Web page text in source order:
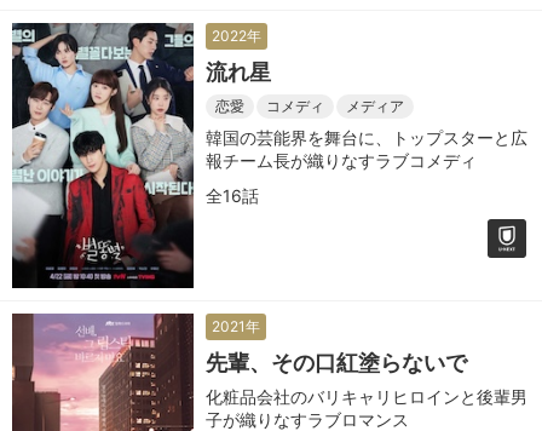
2022年
流れ星
恋愛 コメディ メディア
韓国の芸能界を舞台に、トップスターと広
報チーム長が織りなすラブコメディ
全16話
2021年
先輩、その口紅塗らないで
化粧品会社のバリキャリヒロインと後輩男
子が織りなすラブロマンス